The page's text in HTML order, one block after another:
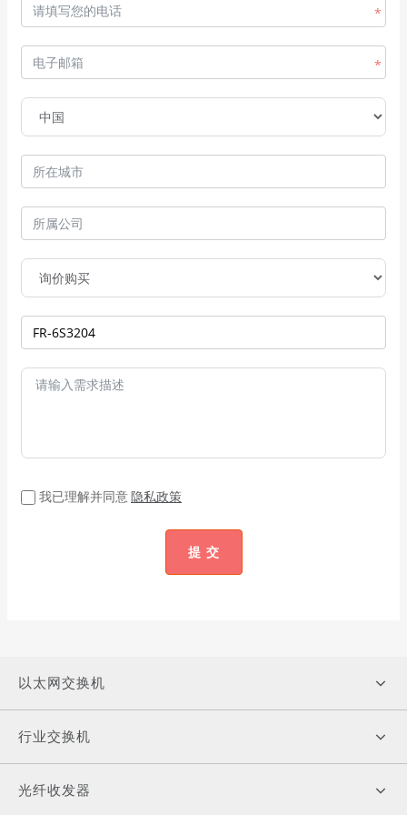
我已理解并同意隐私政策
提 交
以太网交换机
行业交换机
光纤收发器